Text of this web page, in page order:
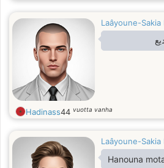
Laâyoune-Sakia
Hadinass44 vuotta vanha
Laâyoune-Sakia
Hanouna